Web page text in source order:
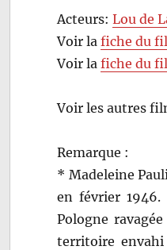
Acteurs:Lou de
Voir lafiche du
Voir lafiche du
Voir les autres
Remarque :
* Madeleine
en février
Pologne
territoire envahi